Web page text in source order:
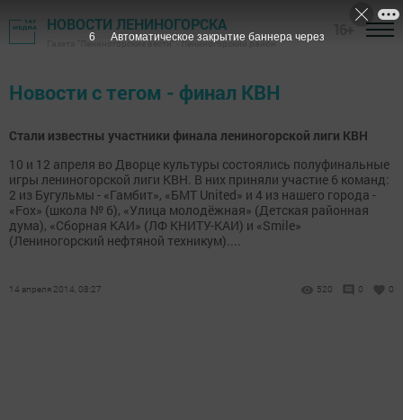
НОВОСТИ ЛЕНИНОГОРСКА
Газета "Лениногорские вести" - Лениногорский район
Новости с тегом - финал КВН
Стали известны участники финала лениногорской лиги КВН
10 и 12 апреля во Дворце культуры состоялись полуфинальные
игры лениногорской лиги КВН. В них приняли участие 6 команд:
2 из Бугульмы - «Гамбит», «БМТ United» и 4 из нашего города -
«Fox» (школа № 6), «Улица молодёжная» (Детская районная
дума), «Сборная КАИ» (ЛФ КНИТУ-КАИ) и «Smile»
(Лениногорский нефтяной техникум)....
14 апреля 2014, 08:27 520 0 0
6 Автоматическое закрытие баннера через